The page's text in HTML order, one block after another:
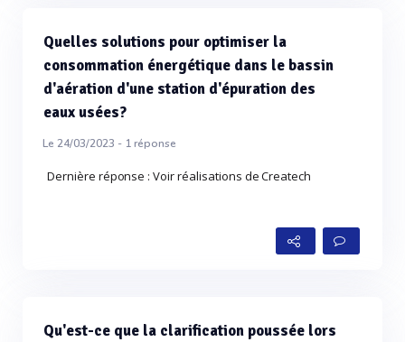
Quelles solutions pour optimiser la
consommation énergétique dans le bassin
d'aération d'une station d'épuration des
eaux usées?
Le 24/03/2023 - 1réponse
Dernière réponse : Voir réalisations de Createch
Qu'est-ce que la clarification poussée lors